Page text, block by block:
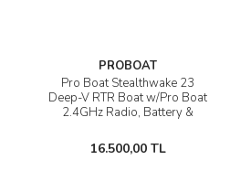
PROBOAT
Pro Boat Stealthwake 23
Deep-V RTR Boat w/Pro Boat
2.4GHz Radio, Battery &
16.500,00 TL